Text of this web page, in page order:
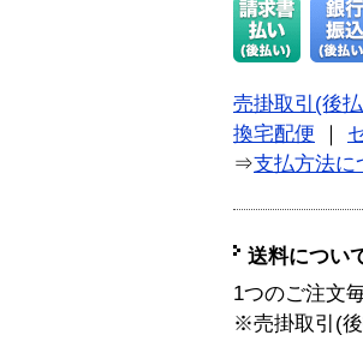
売掛取引(後
換宅配便
⇒支払方法に
送料につい
1つのご注文
※売掛取引(